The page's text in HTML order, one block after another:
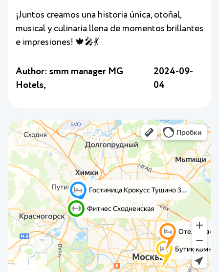
¡Juntos creamos una historia única, otoñal,
musical y culinaria llena de momentos brillantes
e impresiones! 🍁🎤💃
Author: smm manager MG
Hotels,
2024-09-
04